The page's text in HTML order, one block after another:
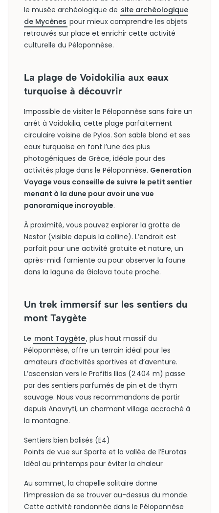
le musée archéologique de site archéologique
de Mycènes pour mieux comprendre les objets
retrouvés sur place et enrichir cette activité
culturelle du Péloponnèse.
La plage de Voidokilia aux eaux
turquoise à découvrir
Impossible de visiter le Péloponnèse sans faire un
arrêt à Voidokilia, cette plage parfaitement
circulaire voisine de Pylos. Son sable blond et ses
eaux turquoise en font l’une des plus
photogéniques de Grèce, idéale pour des
activités plage dans le Péloponnèse. Generation
Voyage vous conseille de suivre le petit sentier
menant à la dune pour avoir une vue
panoramique incroyable.
À proximité, vous pouvez explorer la grotte de
Nestor (visible depuis la colline). L’endroit est
parfait pour une activité gratuite et nature, un
après-midi farniente ou pour observer la faune
dans la lagune de Gialova toute proche.
Un trek immersif sur les sentiers du
mont Taygète
Le mont Taygète, plus haut massif du
Péloponnèse, offre un terrain idéal pour les
amateurs d’activités sportives et d’aventure.
L’ascension vers le Profitis Ilias (2 404 m) passe
par des sentiers parfumés de pin et de thym
sauvage. Nous vous recommandons de partir
depuis Anavryti, un charmant village accroché à
la montagne.
Sentiers bien balisés (E4)
Points de vue sur Sparte et la vallée de l’Eurotas
Idéal au printemps pour éviter la chaleur
Au sommet, la chapelle solitaire donne
l’impression de se trouver au-dessus du monde.
Cette activité randonnée dans le Péloponnèse